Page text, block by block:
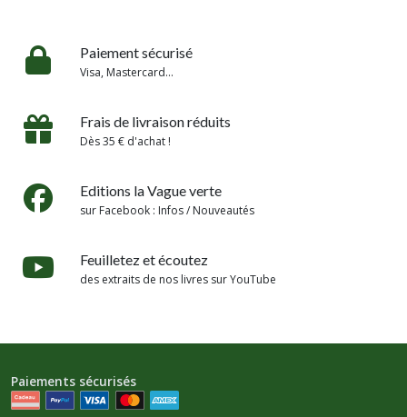
Paiement sécurisé
Visa, Mastercard...
Frais de livraison réduits
Dès 35 € d'achat !
Editions la Vague verte
sur Facebook : Infos / Nouveautés
Feuilletez et écoutez
des extraits de nos livres sur YouTube
Paiements sécurisés